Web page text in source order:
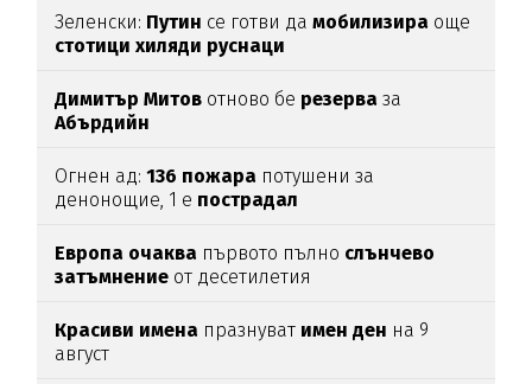
Зеленски: Путин се готви дамобилизира още
стотици хиляди руснаци
Димитър Митов отново бе резерва за
Абърдийн
Огнен ад:136 пожара потушени за
денонощие, 1 е пострадал
Европа очаква първото пълно слънчево
затъмнение от десетилетия
Красиви имена празнуват имен ден на 9
август